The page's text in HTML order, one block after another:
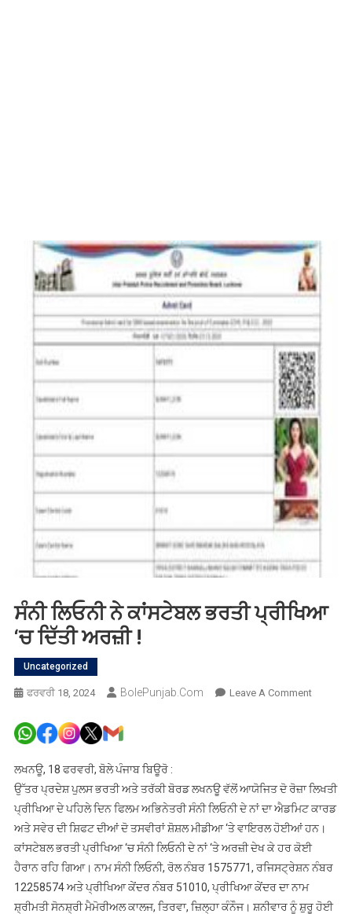
ਸੰਨੀ ਲਿਓਨੀ ਨੇ ਕਾਂਸਟੇਬਲ ਭਰਤੀ ਪ੍ਰੀਖਿਆ
‘ਚ ਦਿੱਤੀ ਅਰਜ਼ੀ !
Uncategorized
ਫਰਵਰੀ 18, 2024 BolePunjab.com Leave A CommentOn
ਭਰਤੀ
ਦਿੱਤੀ
!
ਲਖਨਊ, 18 ਫਰਵਰੀ, ਬੋਲੇ ਪੰਜਾਬ ਬਿਊਰੋ :
ਉੱਤਰ ਪ੍ਰਦੇਸ਼ ਪੁਲਸ ਭਰਤੀ ਅਤੇ ਤਰੱਕੀ ਬੋਰਡ ਲਖਨਊ ਵੱਲੋਂ ਆਯੋਜਿਤ ਦੋ ਰੋਜ਼ਾ ਲਿਖਤੀ
ਪ੍ਰੀਖਿਆ ਦੇ ਪਹਿਲੇ ਦਿਨ ਫਿਲਮ ਅਭਿਨੇਤਰੀ ਸੰਨੀ ਲਿਓਨੀ ਦੇ ਨਾਂ ਦਾ ਐਡਮਿਟ ਕਾਰਡ
ਅਤੇ ਸਵੇਰ ਦੀ ਸ਼ਿਫਟ ਦੀਆਂ ਦੋ ਤਸਵੀਰਾਂ ਸ਼ੋਸ਼ਲ ਮੀਡੀਆ ‘ਤੇ ਵਾਇਰਲ ਹੋਈਆਂ ਹਨ।
ਕਾਂਸਟੇਬਲ ਭਰਤੀ ਪ੍ਰੀਖਿਆ ‘ਚ ਸੰਨੀ ਲਿਓਨੀ ਦੇ ਨਾਂ ‘ਤੇ ਅਰਜ਼ੀ ਦੇਖ ਕੇ ਹਰ ਕੋਈ
ਹੈਰਾਨ ਰਹਿ ਗਿਆ। ਨਾਮ ਸੰਨੀ ਲਿਓਨੀ, ਰੋਲ ਨੰਬਰ 1575771, ਰਜਿਸਟ੍ਰੇਸ਼ਨ ਨੰਬਰ
12258574 ਅਤੇ ਪ੍ਰੀਖਿਆ ਕੇਂਦਰ ਨੰਬਰ 51010, ਪ੍ਰੀਖਿਆ ਕੇਂਦਰ ਦਾ ਨਾਮ
ਸ਼੍ਰੀਮਤੀ ਸੋਨਸ਼੍ਰੀ ਮੈਮੋਰੀਅਲ ਕਾਲਜ, ਤਿਰਵਾ, ਜ਼ਿਲ੍ਹਾ ਕੰਨੌਜ। ਸ਼ਨੀਵਾਰ ਨੂੰ ਸ਼ੁਰੂ ਹੋਈ